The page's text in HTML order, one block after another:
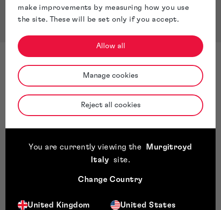
make improvements by measuring how you use
the site. These will be set only if you accept.
Allow all
Manage cookies
Reject all cookies
You are currently viewing the
Murgitroyd
Italy
site.
Change Country
United Kingdom United States
Contattaci
sottostante: uno dei nostri esperti ti risponderà
info@murgitroyd.com